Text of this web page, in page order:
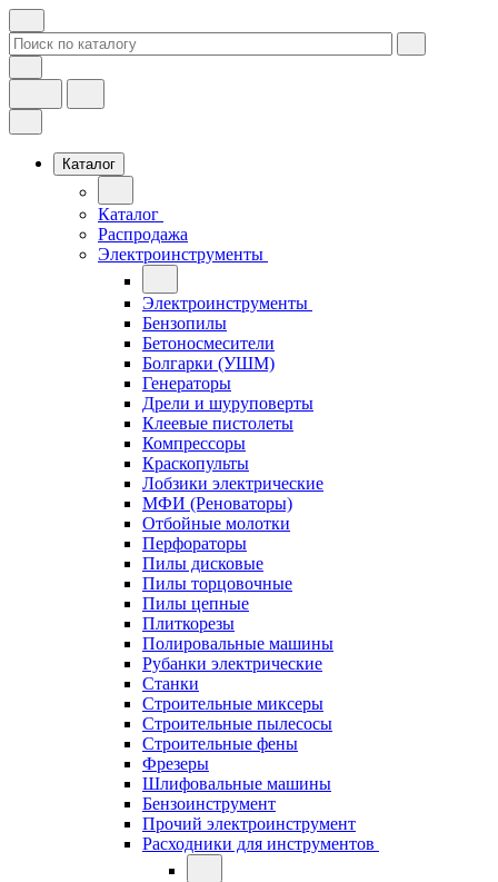
Каталог
Каталог
Распродажа
Электроинструменты
Электроинструменты
Бензопилы
Бетоносмесители
Болгарки (УШМ)
Генераторы
Дрели и шуруповерты
Клеевые пистолеты
Компрессоры
Краскопульты
Лобзики электрические
МФИ (Реноваторы)
Отбойные молотки
Перфораторы
Пилы дисковые
Пилы торцовочные
Пилы цепные
Плиткорезы
Полировальные машины
Рубанки электрические
Станки
Строительные миксеры
Строительные пылесосы
Строительные фены
Фрезеры
Шлифовальные машины
Бензоинструмент
Прочий электроинструмент
Расходники для инструментов